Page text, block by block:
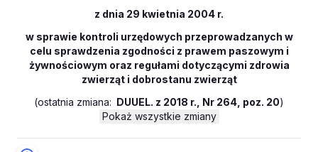
z dnia 29 kwietnia 2004 r.
w sprawie kontroli urzędowych przeprowadzanych w
celu sprawdzenia zgodności z prawem paszowym i
żywnościowym oraz regułami dotyczącymi zdrowia
zwierząt i dobrostanu zwierząt
(ostatnia zmiana: DUUEL. z 2018 r., Nr 264, poz. 20)
Pokaż wszystkie zmiany